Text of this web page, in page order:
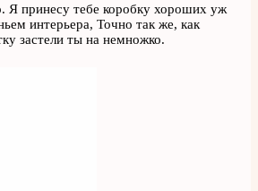
Я принесу тебе коробку хороших уж
интерьера, Точно так же, как
застели ты на немножко.